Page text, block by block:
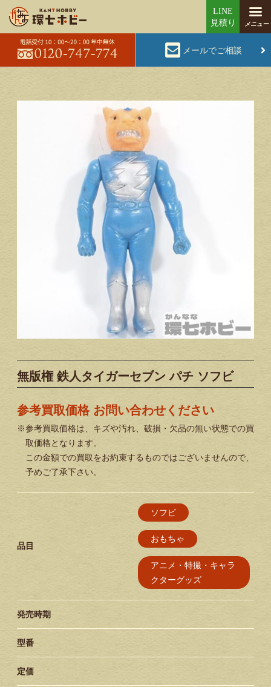
メールでご相談
無版権 鉄人タイガーセブン パチ ソフビ
参考買取価格 お問い合わせください
※参考買取価格は、キズや汚れ、破損・欠品の無い状態での買
取価格となります。
この金額での買取をお約束するものではございませんので、
予めご了承下さい。
品目
ソフビ
おもちゃ
アニメ・特撮・キャラ
クターグッズ
発売時期
型番
定価